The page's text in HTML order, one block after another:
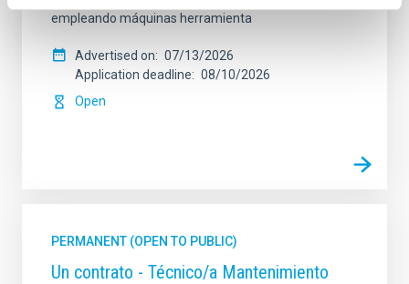
empleando máquinas herramienta
Advertised on
07/13/2026
Application deadline
08/10/2026
Open
PERMANENT (OPEN TO PUBLIC)
Un contrato - Técnico/a Mantenimiento